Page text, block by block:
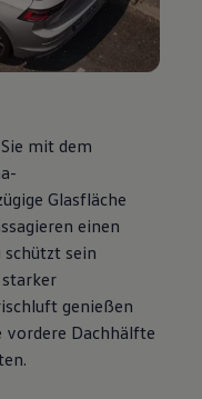
mit dem
Glasfläche
einen
sein
genießen
vordere Dachhälfte